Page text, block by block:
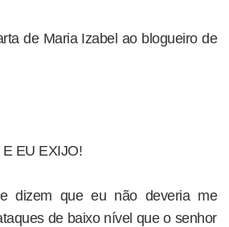
de Maria Izabel ao blogueiro de
EU EXIJO!
dizem que eu não deveria me
de baixo nível que o senhor